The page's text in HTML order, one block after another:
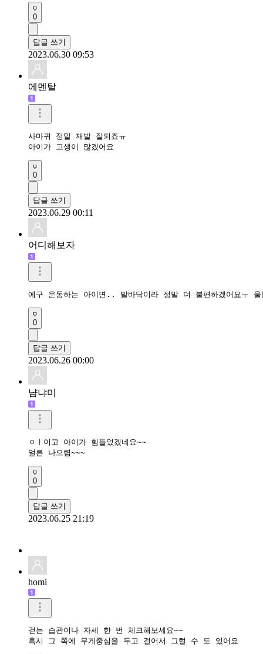
0
답글 쓰기
2023.06.30 09:53
에멘탈
사마귀 정말 재발 잘되죠ㅠ
아이가 고생이 많겠어요
0
답글 쓰기
2023.06.29 00:11
어디해보자
에구 운동하는 아이면.. 발바닥이라 정말 더 불편하겠어요ㅜ
0
답글 쓰기
2023.06.26 00:00
냠냐미
ㅇㅏ이고 아이가 힘들었겠네요~~
얼른 나으렴~~~
0
답글 쓰기
2023.06.25 21:19
homi
걷는 습관이나 자세 한 번 체크해보세요~~
혹시 그 쪽에 무게중심을 두고 걸어서 그럴 수 도 있어요